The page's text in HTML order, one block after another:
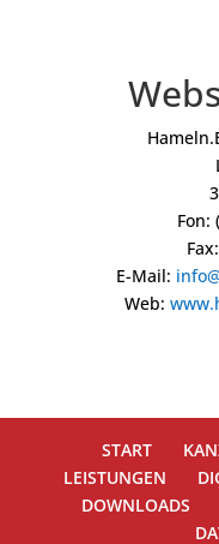
Fon:
E-Mail:
Web:
START
LEISTUNGEN
DOWNLOADS